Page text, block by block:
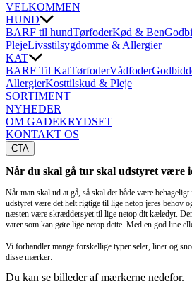
VELKOMMEN
HUND
BARF til hundTørfoderKød & Ben
PlejeLivsstilsygdomme & Allergier
KAT
BARF Til KatTørfoderVådfoder
AllergierKosttilskud & Pleje
SORTIMENT
NYHEDER
OM GADEKRYDSET
KONTAKT OS
CTA
Når du skal gå tur skal udstyret være
Når man skal ud at gå, så skal det både være
udstyret være det helt rigtige til lige netop jeres behov
næsten være skræddersyet til lige netop dit kæledyr.
varer som kan gøre lige netop dette. Med en god line
Vi forhandler mange forskellige typer seler, liner og
disse mærker:
​Du kan se billeder af mærkerne nedefor.